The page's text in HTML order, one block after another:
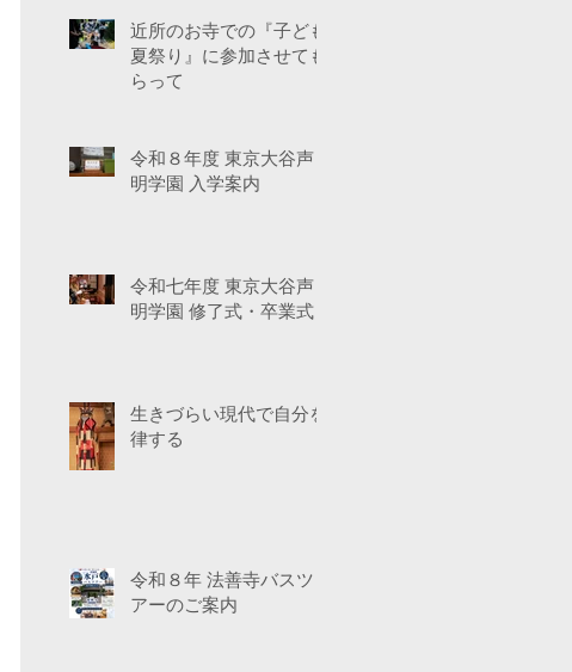
近所のお寺での『子ども
夏祭り』に参加させても
らって
令和８年度 東京大谷声
明学園 入学案内
令和七年度 東京大谷声
明学園 修了式・卒業式
生きづらい現代で自分を
律する
令和８年 法善寺バスツ
アーのご案内